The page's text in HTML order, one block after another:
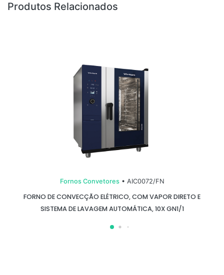
Produtos Relacionados
Fornos Convetores• AIC0072/FN
FORNO DE CONVECÇÃO ELÉTRICO, COM VAPOR DIRETO E
SISTEMA DE LAVAGEM AUTOMÁTICA, 10X GN1/1